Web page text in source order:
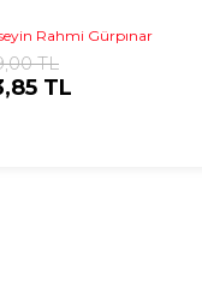
Rahmi Gürpınar
TL
TL